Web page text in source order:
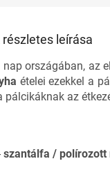
leírása
országában, az
ételei ezekkel a
pálcikáknak az
szantálfa / polírozott